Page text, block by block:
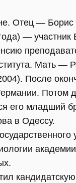
Отец —
— участник
Мать —
После
Потом
его младший
в Одессу.